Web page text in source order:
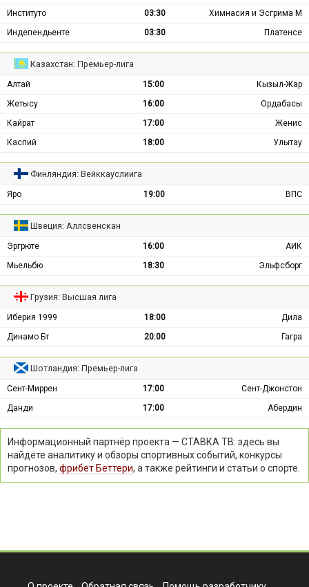
Институто
03:30
Химнасия и Эсгрима М
Индепендьенте
03:30 Платенсе
Казахстан: Премьер-лига
Алтай 15:00
Кызыл-Жар
Жетысу
16:00
Ордабасы
Кайрат
17:00
Женис
Каспий
18:00 Улытау
Финляндия: Вейккауслиига
Яро 19:00 ВПС
Швеция: Аллсвенскан
Эргрюте 16:00
АИК
Мьельбю
18:30 Эльфсборг
Грузия: Высшая лига
Иберия 1999 18:00
Дила
Динамо Бт
20:00 Гагра
Шотландия: Премьер-лига
Сент-Миррен 17:00
Сент-Джонстон
Данди
17:00 Абердин
Информационный партнёр проекта — СТАВКА ТВ: здесь вы
найдёте аналитику и обзоры спортивных событий, конкурсы
прогнозов, фрибет Беттери, а также рейтинги и статьи о спорте.